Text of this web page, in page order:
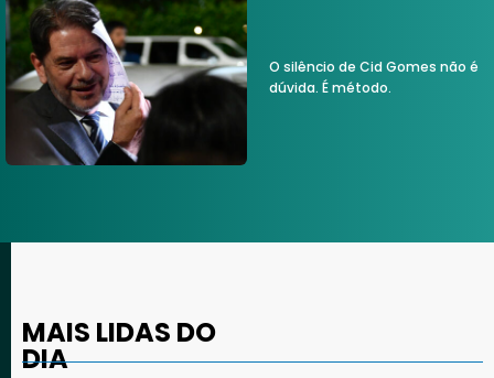
O silêncio de Cid Gomes não é
dúvida. É método.
MAIS LIDAS DO
DIA